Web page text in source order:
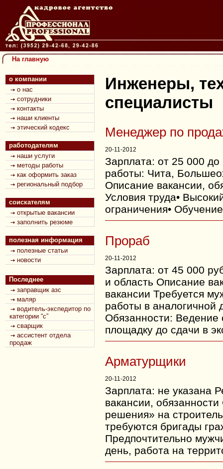
Hа главную
о компании
о нас
сотрудники
контакты
наши клиенты
этический кодекс
работодателям
наши услуги
методы работы
как оформить заказ
региональный подбор
соискателям
открытые вакансии
заполнить резюме
полезная информация
полезные статьи
новости
Последнее
заправщик азс
маляр
водитель-экспедитор по
категории “с”
сварщик
ассистент отдела
продаж
Инженеры,
специалисты
Менеджер по
20-11-2012
Зарплата: от 25 000
работы: Чита,
Описание вакансии,
Условия труда•
ограничения•
Прораб
20-11-2012
Зарплата: от 45 000
и область Описание
вакансии Требуется
работы в аналогичной
Обязанности: Ведение
площадку до сдачи в
Арматурщики
20-11-2012
Зарплата: не указана
вакансии,
решения» на
требуются бригады
Предпочтительно
день, работа на